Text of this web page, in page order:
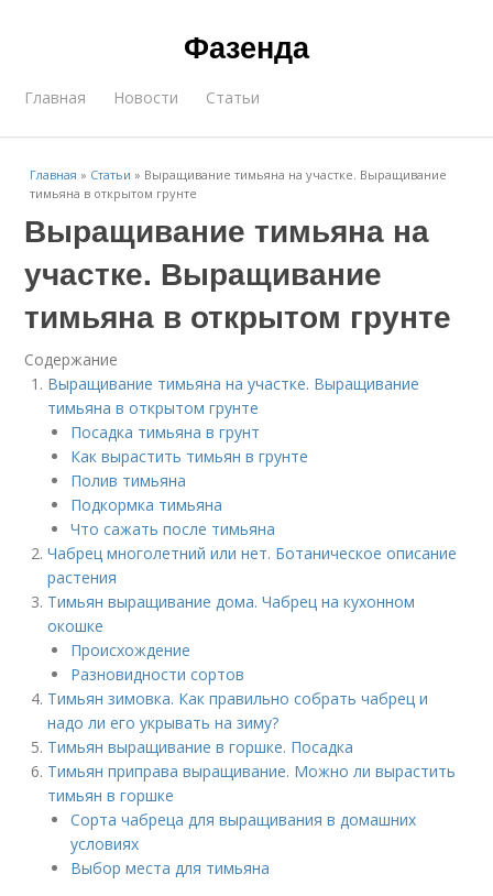
Фазенда
Главная Новости Статьи
Главная » Статьи » Выращивание тимьяна на участке. Выращивание
тимьяна в открытом грунте
Выращивание тимьяна на
участке. Выращивание
тимьяна в открытом грунте
Содержание
Выращивание тимьяна на участке. Выращивание
тимьяна в открытом грунте
Посадка тимьяна в грунт
Как вырастить тимьян в грунте
Полив тимьяна
Подкормка тимьяна
Что сажать после тимьяна
Чабрец многолетний или нет. Ботаническое описание
растения
Тимьян выращивание дома. Чабрец на кухонном
окошке
Происхождение
Разновидности сортов
Тимьян зимовка. Как правильно собрать чабрец и
надо ли его укрывать на зиму?
Тимьян выращивание в горшке. Посадка
Тимьян приправа выращивание. Можно ли вырастить
тимьян в горшке
Сорта чабреца для выращивания в домашних
условиях
Выбор места для тимьяна